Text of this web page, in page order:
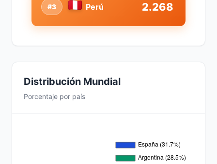
#3 Perú 2.268
Distribución Mundial
Porcentaje por país